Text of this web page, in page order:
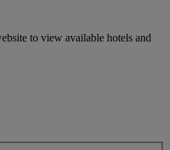
to view available hotels and